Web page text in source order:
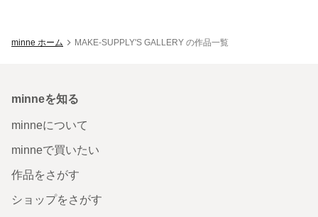
minne ホーム MAKE-SUPPLY'S GALLERY の作品一覧
minneを知る
minneについて
minneで買いたい
作品をさがす
ショップをさがす